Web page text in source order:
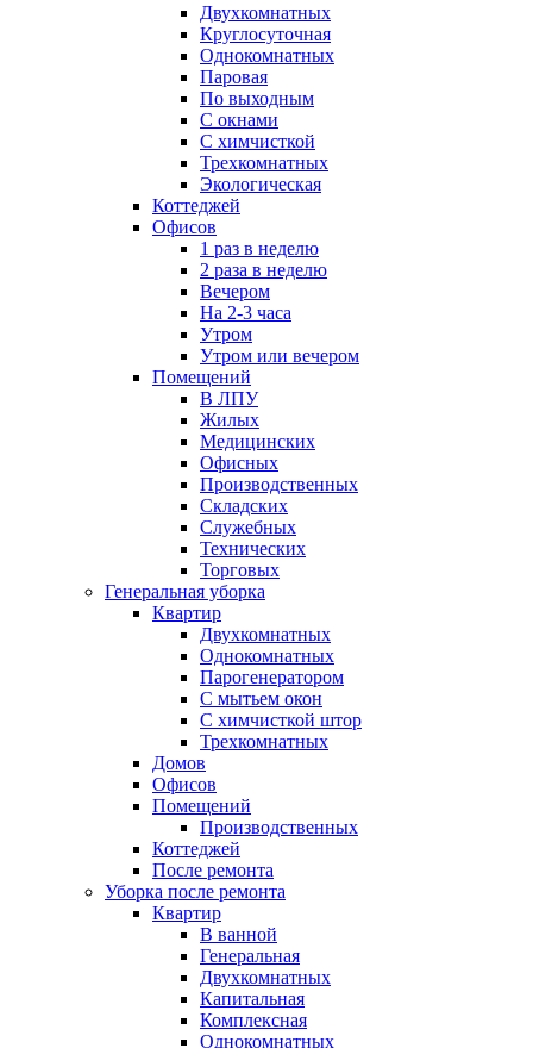
Двухкомнатных
Круглосуточная
Однокомнатных
Паровая
По выходным
С окнами
С химчисткой
Трехкомнатных
Экологическая
Коттеджей
Офисов
1 раз в неделю
2 раза в неделю
Вечером
На 2-3 часа
Утром
Утром или вечером
Помещений
В ЛПУ
Жилых
Медицинских
Офисных
Производственных
Складских
Служебных
Технических
Торговых
Генеральная уборка
Квартир
Двухкомнатных
Однокомнатных
Парогенератором
С мытьем окон
С химчисткой штор
Трехкомнатных
Домов
Офисов
Помещений
Производственных
Коттеджей
После ремонта
Уборка после ремонта
Квартир
В ванной
Генеральная
Двухкомнатных
Капитальная
Комплексная
Однокомнатных